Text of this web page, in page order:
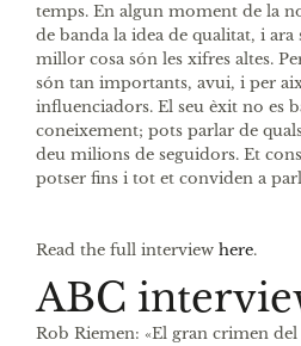
temps. En algun moment de la
de banda la idea de qualitat, i ara
millor cosa són les xifres altes.
són tan importants, avui, i per
influenciadors. El seu èxit no es
coneixement; pots parlar de
deu milions de seguidors. Et
potser fins i tot et conviden a
Read the full interview here.
ABC
Rob Riemen: «El gran crimen